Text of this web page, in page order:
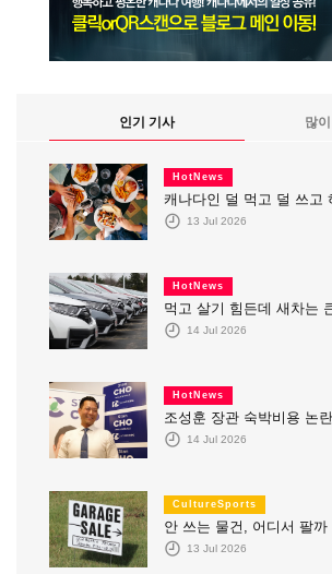
인기 기사 많
HotNews
캐나다인 덜 먹고 덜 쓰고
13 Jul 2026
HotNews
먹고 살기 힘든데 새차는
14 Jul 2026
HotNews
조성훈 장관 숙박비용 논란
14 Jul 2026
CultureSports
안 쓰는 물건, 어디서 팔까
13 Jul 2026